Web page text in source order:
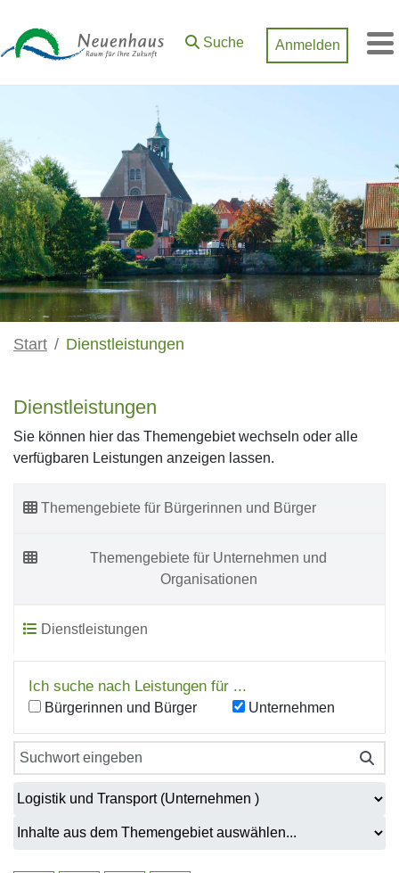
Suche Anmelden
Start Dienstleistungen
Dienstleistungen
Sie können hier das Themengebiet wechseln oder alle
verfügbaren Leistungen anzeigen lassen.
Themengebiete für Bürgerinnen und Bürger
Themengebiete für Unternehmen und
Organisationen
Dienstleistungen
Ich suche nach Leistungen für ...
Bürgerinnen und Bürger Unternehmen